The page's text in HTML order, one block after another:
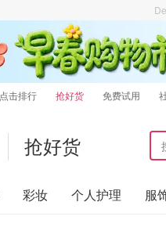
点击排行 抢好货 免费试用
抢好货
彩妆 个人护理 服